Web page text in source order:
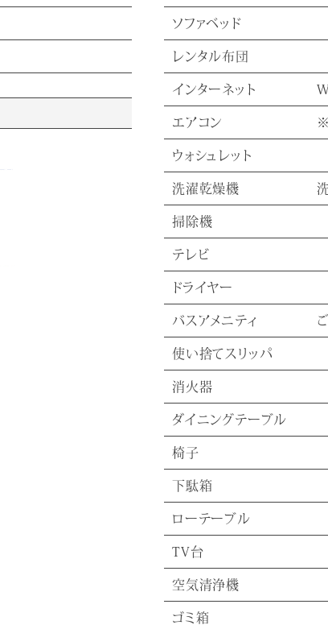
ソファベッド
レンタル布団
インターネット
エアコン ※
ウォシュレット
洗濯乾燥機
掃除機
テレビ
ドライヤー
バスアメニティ
使い捨てスリッパ
消火器
ダイニングテーブル
椅子
下駄箱
ローテーブル
TV台
空気清浄機
ゴミ箱